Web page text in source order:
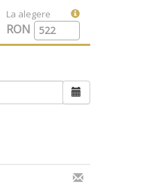
La alegere
RON